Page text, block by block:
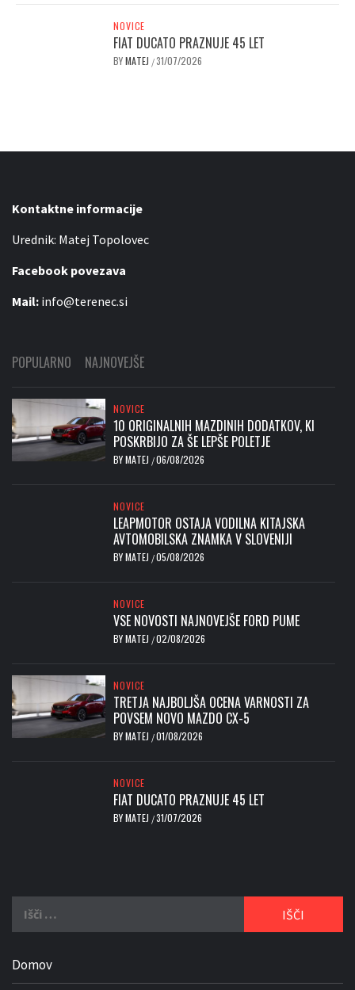
NOVICE
FIAT DUCATO PRAZNUJE 45 LET
BYMATEJ /31/07/2026
Kontaktne informacije
Urednik: Matej Topolovec
Facebook povezava
Mail: info@terenec.si
POPULARNO NAJNOVEJŠE
NOVICE
10 ORIGINALNIH MAZDINIH DODATKOV, KI
POSKRBIJO ZA ŠE LEPŠE POLETJE
BYMATEJ /06/08/2026
NOVICE
LEAPMOTOR OSTAJA VODILNA KITAJSKA
AVTOMOBILSKA ZNAMKA V SLOVENIJI
BYMATEJ /05/08/2026
NOVICE
VSE NOVOSTI NAJNOVEJŠE FORD PUME
BYMATEJ /02/08/2026
NOVICE
TRETJA NAJBOLJŠA OCENA VARNOSTI ZA
POVSEM NOVO MAZDO CX-5
BYMATEJ /01/08/2026
NOVICE
FIAT DUCATO PRAZNUJE 45 LET
BYMATEJ /31/07/2026
Išči:
Domov